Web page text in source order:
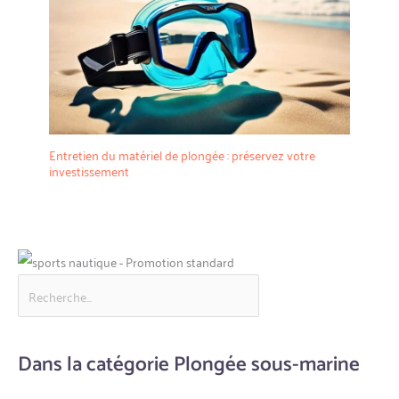
Entretien du matériel de plongée : préservez votre
investissement
Dans la catégorie Plongée sous-marine